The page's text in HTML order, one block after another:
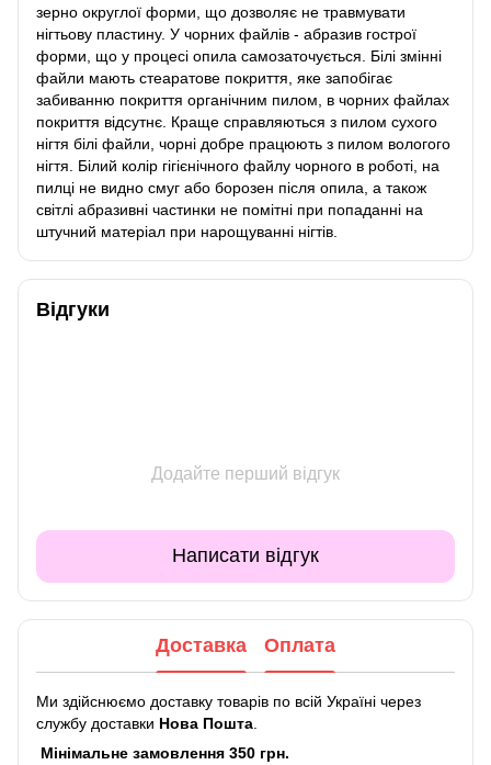
зерно округлої форми, що дозволяє не травмувати
нігтьову пластину. У чорних файлів - абразив гострої
форми, що у процесі опила самозаточується. Білі змінні
файли мають стеаратове покриття, яке запобігає
забиванню покриття органічним пилом, в чорних файлах
покриття відсутнє. Краще справляються з пилом сухого
нігтя білі файли, чорні добре працюють з пилом вологого
нігтя. Білий колір гігієнічного файлу чорного в роботі, на
пилці не видно смуг або борозен після опила, а також
світлі абразивні частинки не помітні при попаданні на
штучний матеріал при нарощуванні нігтів.
Відгуки
Додайте перший відгук
Написати відгук
Доставка Оплата
Ми здійснюємо доставку товарів по всій Україні через
службу доставки Нова Пошта
Мінімальне замовлення 350 грн.